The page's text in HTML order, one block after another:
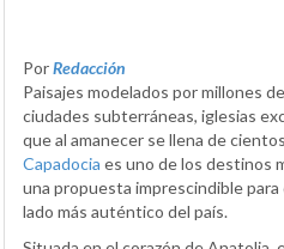
PorRedacción
Paisajes modelados por millones
ciudades subterráneas, iglesias
que al amanecer se llena de
Capadocia es uno de los destinos
una propuesta imprescindible
lado más auténtico del país.